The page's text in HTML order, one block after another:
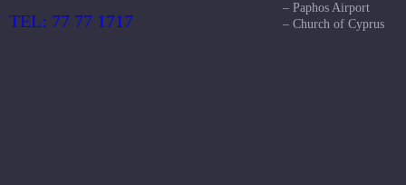
TEL: 77 77 1717
– Paphos Airport
– Church of Cyprus